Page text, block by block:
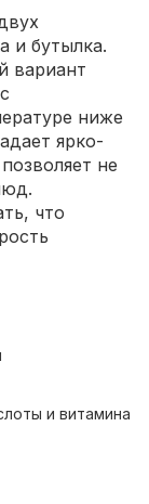
и бутылка.
вариант
ниже
ярко-
не
что
и витамина